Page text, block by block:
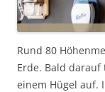
Rund 80
Erde. Bald
einem Hügel auf.